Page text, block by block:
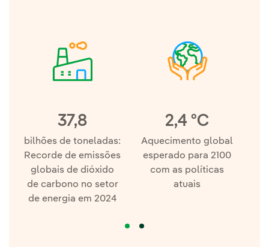
37,8
bilhões de toneladas:
Recorde de emissões
globais de dióxido
de carbono no setor
de energia em 2024
2,4 ºC
Aquecimento global
esperado para 2100
com as políticas
atuais